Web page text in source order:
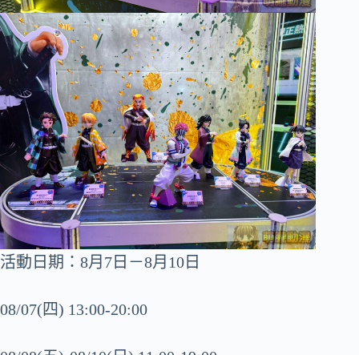
活動日期：8月7日－8月10日
08/07(四) 13:00-20:00